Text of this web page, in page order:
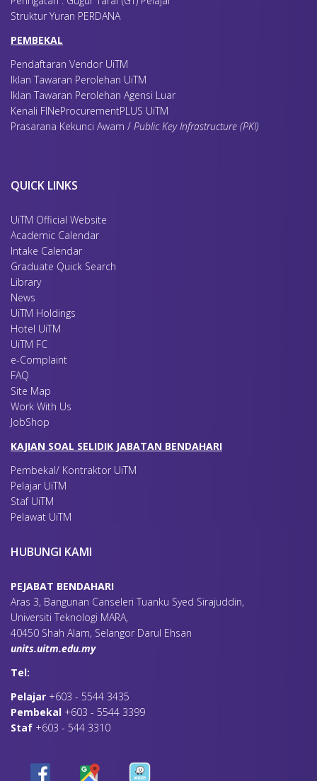
Struktur Yuran PERDANA
PEMBEKAL
Pendaftaran Vendor UiTM
Iklan Tawaran Perolehan UiTM
Iklan Tawaran Perolehan Agensi Luar
Kenali FINeProcurementPLUS UiTM
Prasarana Kekunci Awam / Public Key Infrastructure (PKI)
QUICK LINKS
UiTM Official Website
Academic Calendar
Intake Calendar
Graduate Quick Search
Library
News
UiTM Holdings
Hotel UiTM
UiTM FC
e-Complaint
FAQ
Site Map
Work With Us
JobShop
KAJIAN SOAL SELIDIK JABATAN BENDAHARI
Pembekal/ Kontraktor UiTM
Pelajar UiTM
Staf UiTM
Pelawat UiTM
HUBUNGI KAMI
PEJABAT BENDAHARI
Aras 3, Bangunan Canseleri Tuanku Syed Sirajuddin,
Universiti Teknologi MARA,
40450 Shah Alam, Selangor Darul Ehsan
units.uitm.edu.my
Tel:
Pelajar +603 - 5544 3435
Pembekal +603 - 5544 3399
Staf +603 - 544 3310